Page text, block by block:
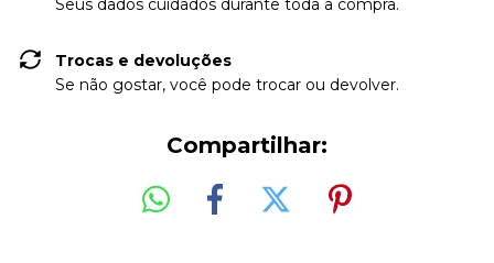
Seus dados cuidados durante toda a compra.
Trocas e devoluções
Se não gostar, você pode trocar ou devolver.
Compartilhar: